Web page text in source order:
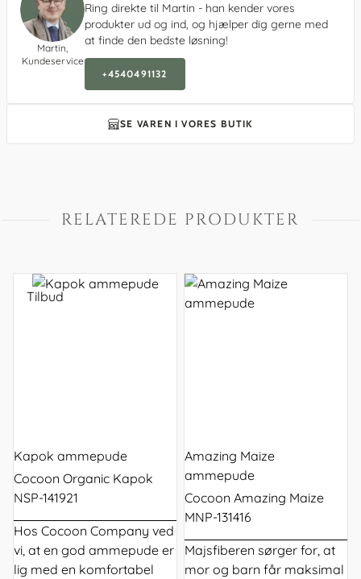
Martin,
Kundeservice
Ring direkte til Martin - han kender vores
produkter ud og ind, og hjælper dig gerne med
at finde den bedste løsning!
+4540491132
SE VAREN I VORES BUTIK
RELATEREDE PRODUKTER
Tilbud
Kapok ammepude
Cocoon Organic Kapok
NSP-141921
Hos Cocoon Company ved
vi, at en god ammepude er
lig med en komfortabel
Amazing Maize
ammepude
Cocoon Amazing Maize
MNP-131416
Majsfiberen sørger for, at
mor og barn får maksimal